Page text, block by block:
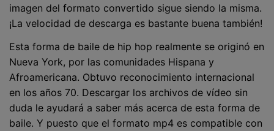
imagen del formato convertido sigue siendo la misma.
¡La velocidad de descarga es bastante buena también!
Esta forma de baile de hip hop realmente se originó en
Nueva York, por las comunidades Hispana y
Afroamericana. Obtuvo reconocimiento internacional
en los años 70. Descargar los archivos de vídeo sin
duda le ayudará a saber más acerca de esta forma de
baile. Y puesto que el formato mp4 es compatible con